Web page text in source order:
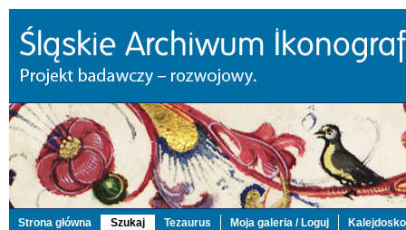
Strona główna Szukaj Tezaurus Moja galeria / Loguj